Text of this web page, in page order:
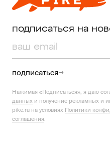
подписаться на
подписаться
Нажимая «Подписаться», я даю
данных и получение рекламных и
pike.ru на условиях Политики
соглашения